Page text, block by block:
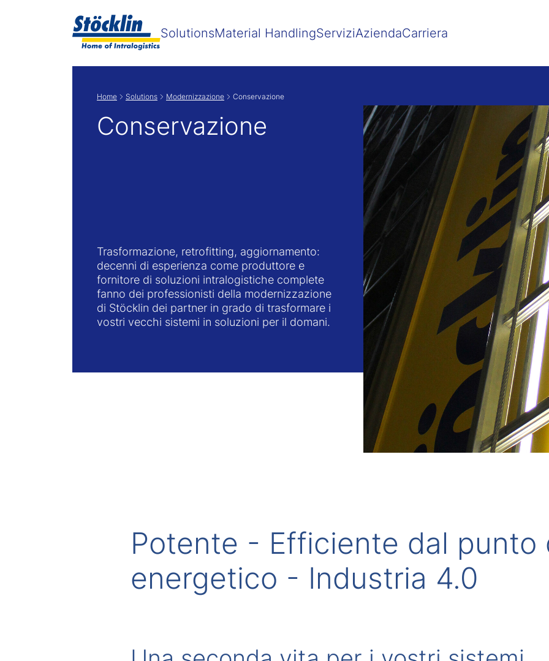
SolutionsMaterial HandlingServiziAziendaCarriera
Home Solutions Modernizzazione Conservazione
Conservazione
Trasformazione, retrofitting, aggiornamento:
decenni di esperienza come produttore e
fornitore di soluzioni intralogistiche complete
fanno dei professionisti della modernizzazione
di Stöcklin dei partner in grado di trasformare i
vostri vecchi sistemi in soluzioni per il domani.
Potente - Efficiente dal punto
energetico - Industria 4.0